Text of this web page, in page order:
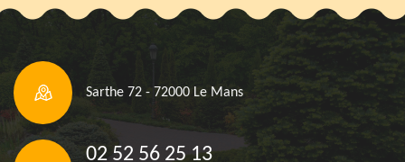
Sarthe 72 - 72000 Le Mans
02 52 56 25 13